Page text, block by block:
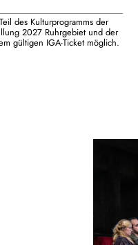
des Kulturprogramms der
2027 Ruhrgebiet und der
gültigen IGA-Ticket möglich.